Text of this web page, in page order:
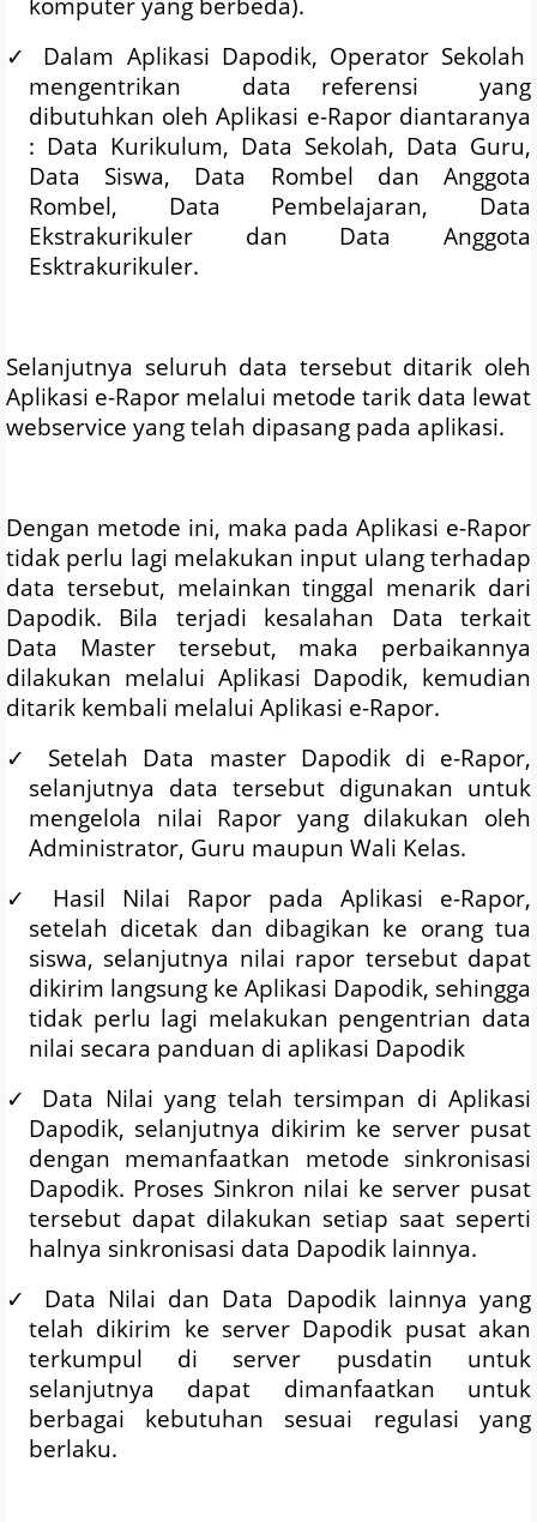
✓
Dalam Aplikasi Dapodik, Operator Sekolah
mengentrikan
data referensi
yang
dibutuhkan oleh Aplikasi e-Rapor diantaranya
: Data Kurikulum, Data Sekolah, Data Guru,
Data Siswa, Data Rombel dan Anggota
Rombel, Data Pembelajaran, Data
Ekstrakurikuler dan Data Anggota
Esktrakurikuler.
Selanjutnya seluruh data tersebut ditarik oleh
Aplikasi e-Rapor melalui metode tarik data lewat
webservice yang telah dipasang pada aplikasi.
Dengan metode ini, maka pada Aplikasi e-Rapor
tidak perlu lagi melakukan input ulang terhadap
data tersebut, melainkan tinggal menarik dari
Dapodik. Bila terjadi kesalahan Data terkait
Data Master tersebut, maka perbaikannya
dilakukan melalui Aplikasi Dapodik, kemudian
ditarik kembali melalui Aplikasi e-Rapor.
✓
Setelah Data master Dapodik di e-Rapor,
selanjutnya data tersebut digunakan untuk
mengelola nilai Rapor yang dilakukan oleh
Administrator, Guru maupun Wali Kelas.
✓
Hasil Nilai Rapor pada Aplikasi e-Rapor,
setelah dicetak dan dibagikan ke orang tua
siswa, selanjutnya nilai rapor tersebut dapat
dikirim langsung ke Aplikasi Dapodik, sehingga
tidak perlu lagi melakukan pengentrian data
nilai secara panduan di aplikasi Dapodik
✓
Data Nilai yang telah tersimpan di Aplikasi
Dapodik, selanjutnya dikirim ke server pusat
dengan memanfaatkan metode sinkronisasi
Dapodik. Proses Sinkron nilai ke server pusat
tersebut dapat dilakukan setiap saat seperti
halnya sinkronisasi data Dapodik lainnya.
✓
Data Nilai dan Data Dapodik lainnya yang
telah dikirim ke server Dapodik pusat akan
terkumpul di server pusdatin untuk
selanjutnya dapat dimanfaatkan untuk
berbagai kebutuhan sesuai regulasi yang
berlaku.